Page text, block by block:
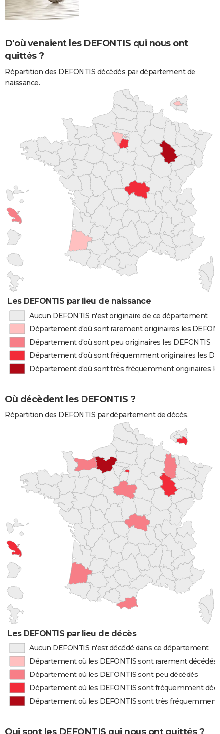
D'où venaient les DEFONTIS qui nous ont
quittés ?
Répartition des DEFONTIS décédés par département de
naissance.
Les DEFONTIS par lieu de naissance
Aucun DEFONTIS n'est originaire de ce département
Département d'où sont rarement originaires les
Département d'où sont peu originaires les DEFONTIS
Département d'où sont fréquemment originaires les
Département d'où sont très fréquemment originaires
Où décèdent les DEFONTIS ?
Répartition des DEFONTIS par département de décès.
Les DEFONTIS par lieu de décès
Aucun DEFONTIS n'est décédé dans ce département
Département où les DEFONTIS sont rarement décédés
Département où les DEFONTIS sont peu décédés
Département où les DEFONTIS sont fréquemment
Département où les DEFONTIS sont très fréquemment
Qui sont les DEFONTIS qui nous ont quittés ?